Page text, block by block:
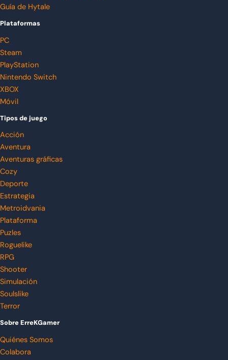
Guía de Hytale
Plataformas
PC
Steam
PlayStation
Nintendo Switch
XBOX
Móvil
Tipos de juego
Acción
Aventura
Aventuras gráficas
Cozy
Deporte
Estrategia
Metroidvania
Plataforma
Puzles
Roguelike
RPG
Shooter
Simulación
Soulslike
Terror
Sobre ErreKGamer
Quiénes Somos
Colabora